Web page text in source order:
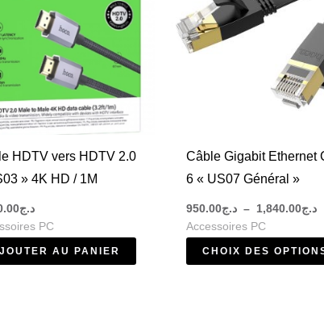
HDTV vers HDTV 2.0
» 4K HD / 1M
د.ج
PC
AU PANIER
Câble Gigabit Ethernet
6 « US07 Général »
د.ج950.00 – د.ج1,840.00
Accessoires PC
CHOIX DES